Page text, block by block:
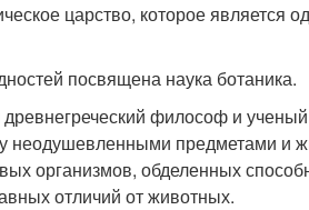
царство, которое является
посвящена наука ботаника.
философ и
неодушевленными предметами и
организмов, обделенных
отличий от животных.